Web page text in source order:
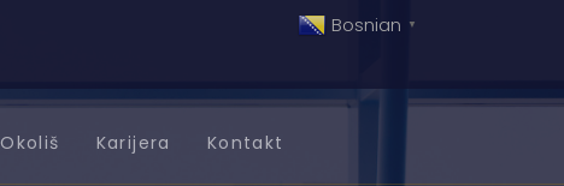
Bosnian ▼
Okoliš Karijera Kontakt